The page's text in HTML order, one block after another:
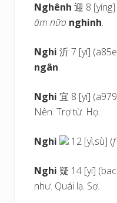
Nghênh迎 8
âm nữa nghinh.
Nghi沂 7 [yí]
ngân.
Nghi宜 8 [yí]
Nên. Trợ từ. Họ.
Nghi 12 [yì,sù] (
Nghi 疑 14 [yí]
như. Quái lạ. Sợ.